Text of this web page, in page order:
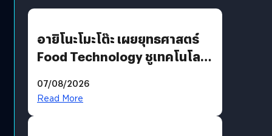
อายิโนะโมะโต๊ะ เผยยุทธศาสตร์
Food Technology ชูเทคโนโลยี
บริโภคและ B2B
07/08/2026
Read More